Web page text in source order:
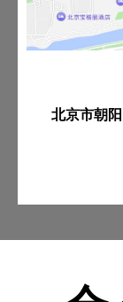
北京市朝